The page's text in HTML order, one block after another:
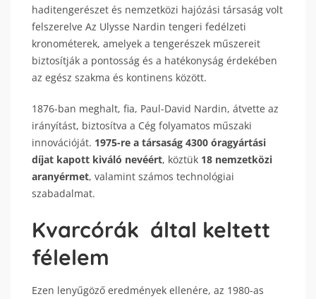
haditengerészet és nemzetközi hajózási társaság volt
felszerelve Az Ulysse Nardin tengeri fedélzeti
kronométerek, amelyek a tengerészek műszereit
biztosítják a pontosság és a hatékonyság érdekében
az egész szakma és kontinens között.
1876-ban meghalt, fia, Paul-David Nardin, átvette az
irányítást, biztosítva a Cég folyamatos műszaki
innovációját. 1975-re a társaság 4300 óragyártási
díjat kapott kiváló nevéért, köztük 18 nemzetközi
aranyérmet, valamint számos technológiai
szabadalmat.
Kvarcórák által keltett
félelem
Ezen lenyűgöző eredmények ellenére, az 1980-as